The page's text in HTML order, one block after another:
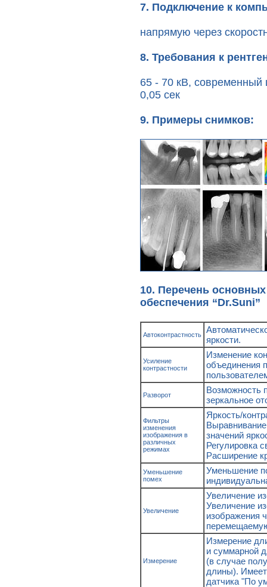
7. Подключение к
напрямую через
8. Требования к
65 - 70 кВ, современный
0,05 сек
9. Примеры снимков:
10. Перечень
обеспечения “Dr.Suni”
Автоконтрастность
яркости.
Усиление
контрастности
Изменение
объединения
Разворот
Возможность
зеркальное
Фильтры
изменения
изображения в
различных
режимах
Яркость/
значений
Регулировка
Расширение
Уменьшение
помех
Уменьшение
Увеличение
Увеличение
Увеличение
изображения
Измерение
Измерение
и суммарной
(в случае
длины).
датчика "По